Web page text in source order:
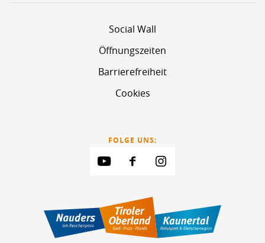
Social Wall
Öffnungszeiten
Barrierefreiheit
Cookies
FOLGE UNS: